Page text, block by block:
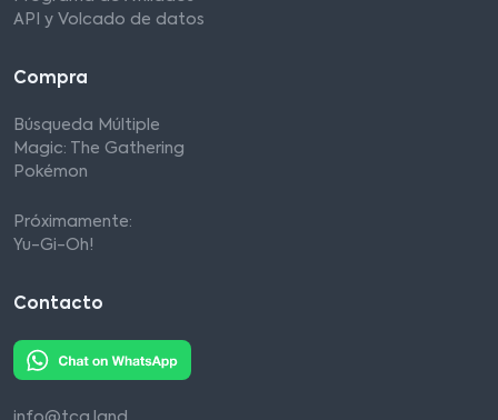
API y Volcado de datos
Compra
Búsqueda Múltiple
Magic: The Gathering
Pokémon
Próximamente:
Yu-Gi-Oh!
Contacto